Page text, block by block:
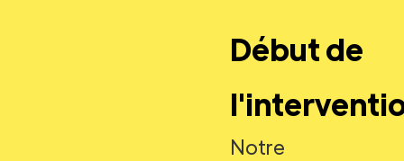
Début de
Notre